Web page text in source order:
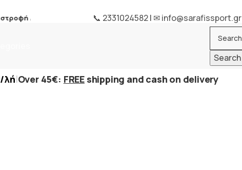
/FREE first return 📞 2331024582| ✉ info@sarafissport.gr
Search
λή|Over 45€: FREEshipping and cash on delivery